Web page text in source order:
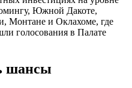
Южной Дакоте,
Монтане и Оклахоме, где
голосования в Палате
шансы